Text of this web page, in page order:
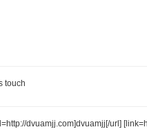
touch
dvuamjj.com]dvuamjj[/url]